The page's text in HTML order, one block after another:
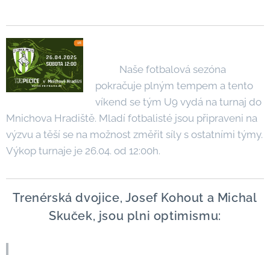
Naše fotbalová sezóna
pokračuje plným tempem a tento
víkend se tým U9 vydá na turnaj do
Mnichova Hradiště. Mladí fotbalisté jsou připraveni na
výzvu a těší se na možnost změřit síly s ostatními týmy.
Výkop turnaje je 26.04. od 12:00h.
Trenérská dvojice, Josef Kohout a Michal
Skuček, jsou plni optimismu: